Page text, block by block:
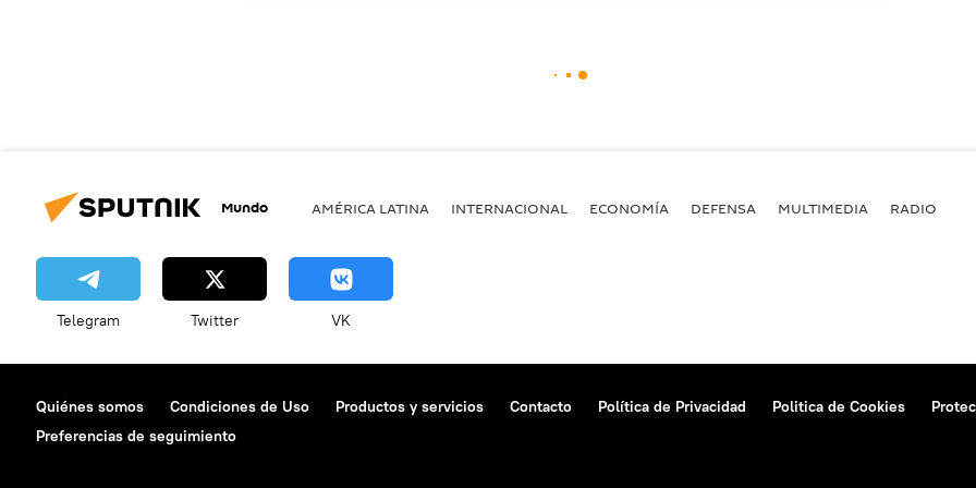
Mundo AMÉRICA LATINA INTERNACIONAL ECONOMÍA DEFENSA MULTIMEDIA RADIO
Telegram Twitter VK
Quiénes somos Condiciones de Uso Productos y servicios Contacto Política de Privacidad Politica de Cookies
Preferencias de seguimiento